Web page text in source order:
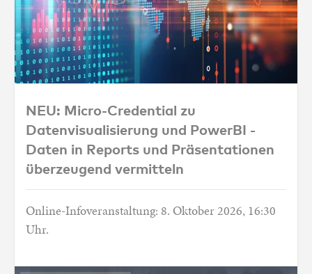
NEU: Micro-Credential zu
NEU: Micro-Credential zu
Datenvisualisierung und PowerBI -
Daten in Reports und Präsentationen
überzeugend vermitteln
Online-Infoveranstaltung: 8. Oktober 2026, 16:30
Uhr.